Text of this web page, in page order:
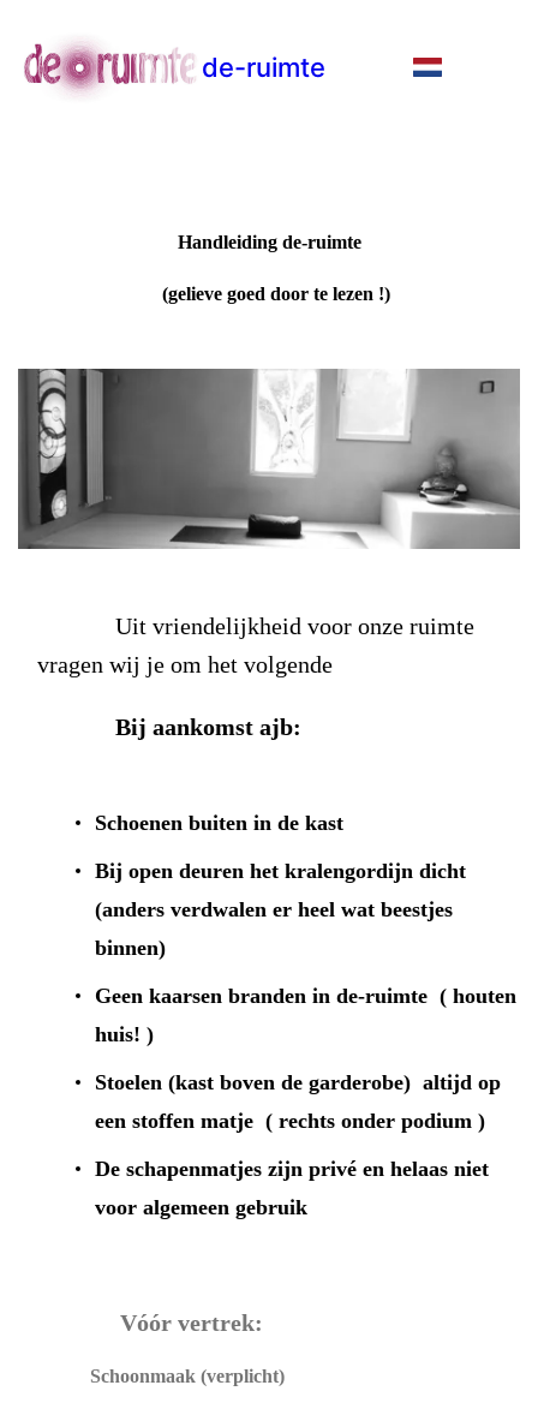
de-ruimte
Handleiding de-ruimte
(gelieve goed door te lezen !)
Uit vriendelijkheid voor onze ruimte
vragen wij je om het volgende
Bij aankomst ajb:
Schoenen buiten in de kast
Bij open deuren het kralengordijn dicht
(anders verdwalen er heel wat beestjes
binnen)
Geen kaarsen branden in de-ruimte ( houten
huis! )
Stoelen (kast boven de garderobe) altijd op
een stoffen matje ( rechts onder podium )
De schapenmatjes zijn privé en helaas niet
voor algemeen gebruik
Vóór vertrek:
Schoonmaak (verplicht)